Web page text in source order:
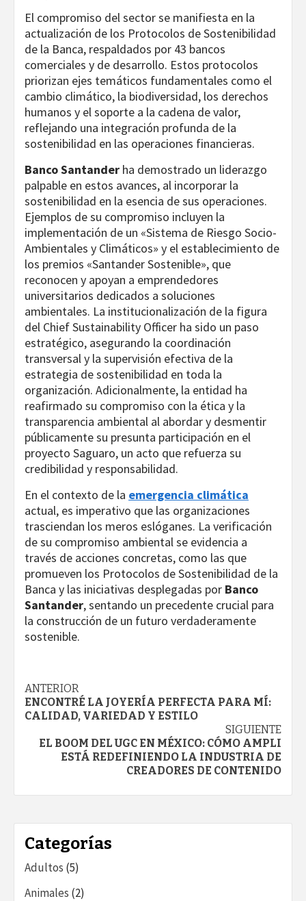
El compromiso del sector se manifiesta en la
actualización de los Protocolos de Sostenibilidad
de la Banca, respaldados por 43 bancos
comerciales y de desarrollo. Estos protocolos
priorizan ejes temáticos fundamentales como el
cambio climático, la biodiversidad, los derechos
humanos y el soporte a la cadena de valor,
reflejando una integración profunda de la
sostenibilidad en las operaciones financieras.
Banco Santander ha demostrado un liderazgo
palpable en estos avances, al incorporar la
sostenibilidad en la esencia de sus operaciones.
Ejemplos de su compromiso incluyen la
implementación de un «Sistema de Riesgo Socio-
Ambientales y Climáticos» y el establecimiento de
los premios «Santander Sostenible», que
reconocen y apoyan a emprendedores
universitarios dedicados a soluciones
ambientales. La institucionalización de la figura
del Chief Sustainability Officer ha sido un paso
estratégico, asegurando la coordinación
transversal y la supervisión efectiva de la
estrategia de sostenibilidad en toda la
organización. Adicionalmente, la entidad ha
reafirmado su compromiso con la ética y la
transparencia ambiental al abordar y desmentir
públicamente su presunta participación en el
proyecto Saguaro, un acto que refuerza su
credibilidad y responsabilidad.
En el contexto de la emergencia climática
actual, es imperativo que las organizaciones
trasciendan los meros eslóganes. La verificación
de su compromiso ambiental se evidencia a
través de acciones concretas, como las que
promueven los Protocolos de Sostenibilidad de la
Banca y las iniciativas desplegadas por Banco
Santander, sentando un precedente crucial para
la construcción de un futuro verdaderamente
sostenible.
Navegación
de
entradas
ANTERIOR
ENCONTRÉ LA JOYERÍA PERFECTA PARA MÍ:
CALIDAD, VARIEDAD Y ESTILO
SIGUIENTE
EL BOOM DEL UGC EN MÉXICO: CÓMO AMPLI
ESTÁ REDEFINIENDO LA INDUSTRIA DE
CREADORES DE CONTENIDO
Categorías
Adultos (5)
Animales (2)